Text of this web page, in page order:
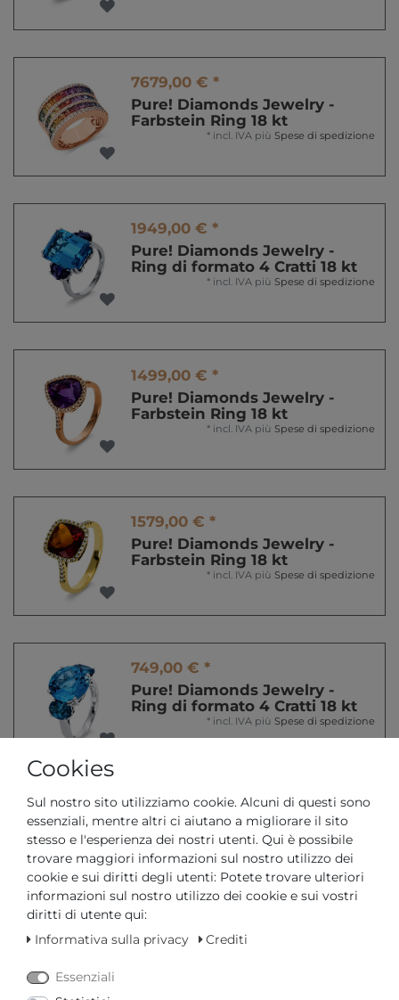
7679,00 € *
Pure! Diamonds Jewelry -
Farbstein Ring 18 kt
* incl. IVA più Spese di spedizione
1949,00 € *
Pure! Diamonds Jewelry -
Ring di formato 4 Cratti 18 kt
* incl. IVA più Spese di spedizione
1499,00 € *
Pure! Diamonds Jewelry -
Farbstein Ring 18 kt
* incl. IVA più Spese di spedizione
1579,00 € *
Pure! Diamonds Jewelry -
Farbstein Ring 18 kt
* incl. IVA più Spese di spedizione
749,00 € *
Pure! Diamonds Jewelry -
Ring di formato 4 Cratti 18 kt
* incl. IVA più Spese di spedizione
1679,00 € *
Pure! Diamonds Jewelry -
Ring di formato 4 Cratti 18 kt
Cookies
Sul nostro sito utilizziamo cookie. Alcuni di questi sono
essenziali, mentre altri ci aiutano a migliorare il sito
stesso e l'esperienza dei nostri utenti. Qui è possibile
trovare maggiori informazioni sul nostro utilizzo dei
cookie e sui diritti degli utenti: Potete trovare ulteriori
informazioni sul nostro utilizzo dei cookie e sui vostri
diritti di utente qui:
Informativa sulla privacy
Crediti
Essenziali